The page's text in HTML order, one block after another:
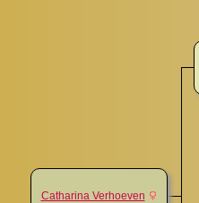
Catharina Verhoeven